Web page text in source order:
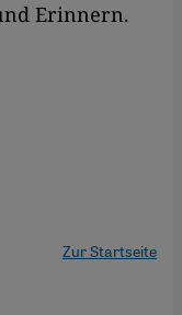
Erinnern.
Zur Startseite